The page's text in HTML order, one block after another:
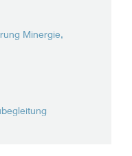
Minergie,